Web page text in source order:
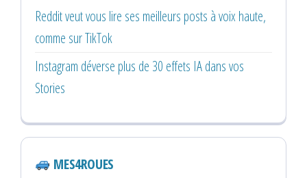
Reddit veut vous lire ses meilleurs posts à voix haute,
comme sur TikTok
Instagram déverse plus de 30 effets IA dans vos
Stories
MES4ROUES